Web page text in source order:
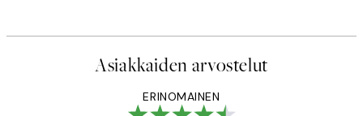
Asiakkaiden arvostelut
ERINOMAINEN